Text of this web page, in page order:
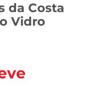
da Costa
Vidro